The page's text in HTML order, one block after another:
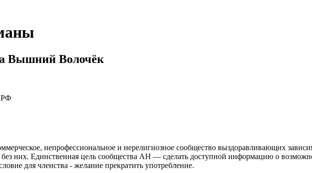
Вышний Волочёк
РФ
непрофессиональное и нерелигиозное сообщество выздоравливающих
без них. Единственная цель сообщества АН — сделать доступной информацию о
для членства - желание прекратить употребление.